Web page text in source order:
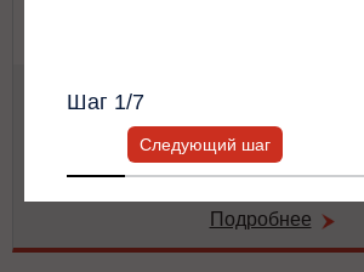
Мощность:62.5 кВА / 62.5 кВт
Число фаз на (вход/выход):3/3
486x743x174 мм
Подробнее
Шаг 1/7
Следующий шаг